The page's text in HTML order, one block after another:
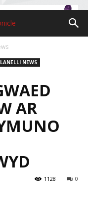
NEWS
AR
0
1128